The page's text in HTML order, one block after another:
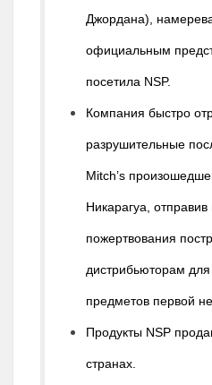
Джордана),
официальным
посетила NSP.
Компания быстро
разрушительные
Mitch’s
Никарагуа,
пожертвования
дистрибьюторам
предметов первой
Продукты NSP
странах.